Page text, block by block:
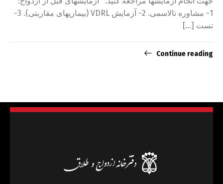
1- مشاوره تالاسمی. 2- آزمایش VDRL (بیماریهای مقاربتی). 3-
تست […]
Continue reading